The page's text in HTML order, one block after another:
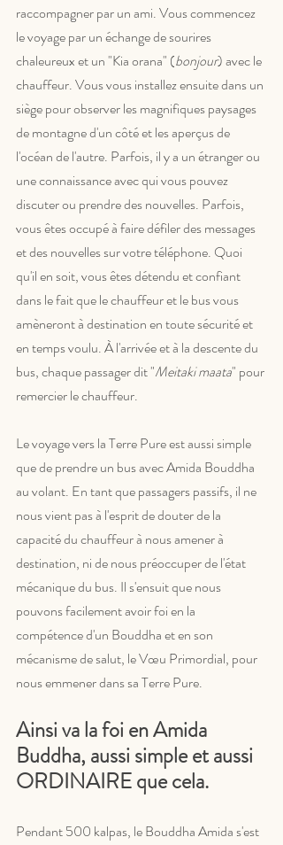
raccompagner par un ami. Vous commencez
le voyage par un échange de sourires
chaleureux et un "Kia orana" (bonjour) avec le
chauffeur. Vous vous installez ensuite dans un
siège pour observer les magnifiques paysages
de montagne d'un côté et les aperçus de
l'océan de l'autre. Parfois, il y a un étranger ou
une connaissance avec qui vous pouvez
discuter ou prendre des nouvelles. Parfois,
vous êtes occupé à faire défiler des messages
et des nouvelles sur votre téléphone. Quoi
qu'il en soit, vous êtes détendu et confiant
dans le fait que le chauffeur et le bus vous
amèneront à destination en toute sécurité et
en temps voulu. À l'arrivée et à la descente du
bus, chaque passager dit "Meitaki maata" pour
remercier le chauffeur.
Le voyage vers la Terre Pure est aussi simple
que de prendre un bus avec Amida Bouddha
au volant. En tant que passagers passifs, il ne
nous vient pas à l'esprit de douter de la
capacité du chauffeur à nous amener à
destination, ni de nous préoccuper de l'état
mécanique du bus. Il s'ensuit que nous
pouvons facilement avoir foi en la
compétence d'un Bouddha et en son
mécanisme de salut, le Vœu Primordial, pour
nous emmener dans sa Terre Pure.
Ainsi va la foi en Amida
Buddha, aussi simple et aussi
ORDINAIRE que cela.
Pendant 500 kalpas, le Bouddha Amida s'est